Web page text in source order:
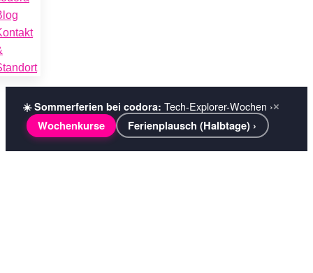
☀️ Sommerferien bei codora: Tech-Explorer-Wochen ›
Wochenkurse Ferienplausch (Halbtage) ›
×